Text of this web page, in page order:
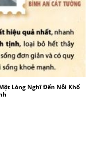
Lòng Nghĩ Đến Nỗi Khổ